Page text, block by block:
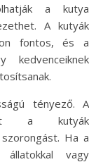
a kutya
A kutyák
fontos, és a
kedvenceiknek
tényező. A
a kutyák
Ha a
vagy